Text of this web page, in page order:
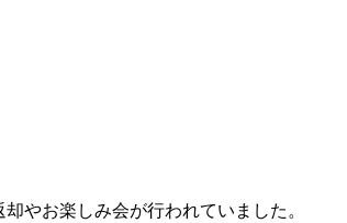
やお楽しみ会が行われていました。